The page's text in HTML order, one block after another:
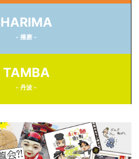
HARIMA
- 播磨 -
TAMBA
- 丹波 -